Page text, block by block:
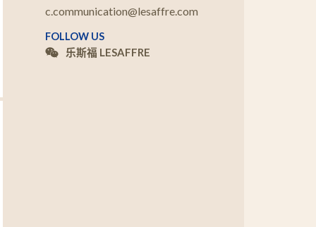
c.communication@lesaffre.com
FOLLOW US
乐斯福 LESAFFRE